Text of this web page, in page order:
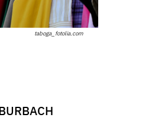
taboga_fotolia.com